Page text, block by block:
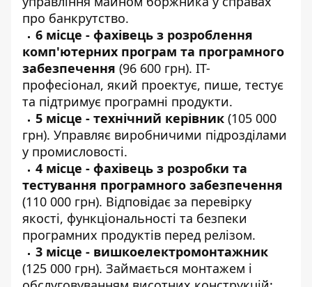
про банкрутство.
6 місце - фахівець з розроблення
комп'ютерних програм та програмного
забезпечення (96 600 грн). IT-
професіонал, який проектує, пише, тестує
та підтримує програмні продукти.
5 місце - технічний керівник (105 000
грн). Управляє виробничими підрозділами
у промисловості.
4 місце - фахівець з розробки та
тестування програмного забезпечення
(110 000 грн). Відповідає за перевірку
якості, функціональності та безпеки
програмних продуктів перед релізом.
3 місце - вишкоелектромонтажник
(125 000 грн). Займається монтажем і